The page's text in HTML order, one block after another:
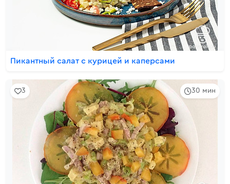
Пикантный салат с курицей и каперсами
30 мин
3